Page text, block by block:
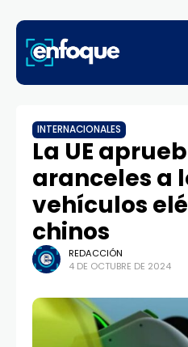
INTERNACIONALES
La UE
aranceles a
vehículos
chinos
REDACCIÓN
4 DE OCTUBRE DE 2024